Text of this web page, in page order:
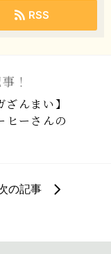
RSS
！
んまい】
ーさんの
の記事